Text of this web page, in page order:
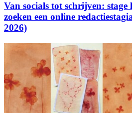
Van socials tot schrijven:
zoeken een online
2026)